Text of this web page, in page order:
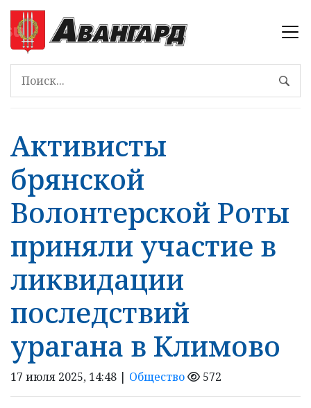
Активисты
брянской
Волонтерской Роты
приняли участие в
ликвидации
последствий
урагана в Климово
17 июля 2025, 14:48 | Общество 572